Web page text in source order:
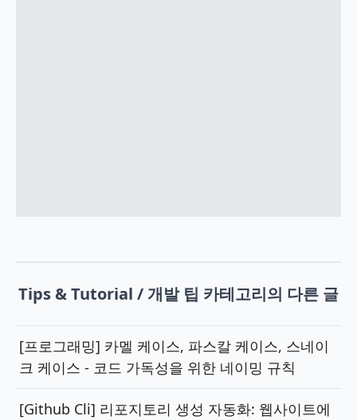
Tips & Tutorial / 개발 팁 카테고리의 다른 글
[프로그래밍] 카멜 케이스, 파스칼 케이스, 스네이
크 케이스 - 코드 가독성을 위한 네이밍 규칙
[Github Cli] 리포지토리 생성 자동화: 웹사이트에